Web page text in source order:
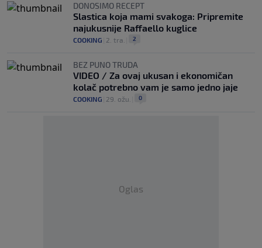
DONOSIMO RECEPT
Slastica koja mami svakoga: Pripremite
najukusnije Raffaello kuglice
COOKING 2. tra. 2
BEZ PUNO TRUDA
VIDEO / Za ovaj ukusan i ekonomičan
kolač potrebno vam je samo jedno jaje
COOKING 29. ožu. 0
Oglas